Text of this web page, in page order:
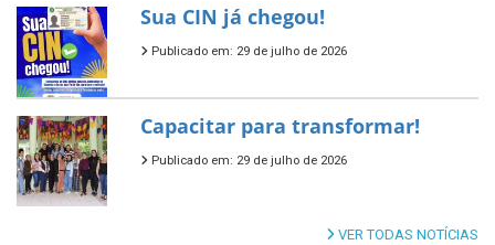
Sua CIN já chegou!
Publicado em: 29 de julho de 2026
Capacitar para transformar!
Publicado em: 29 de julho de 2026
VER TODAS NOTÍCIAS